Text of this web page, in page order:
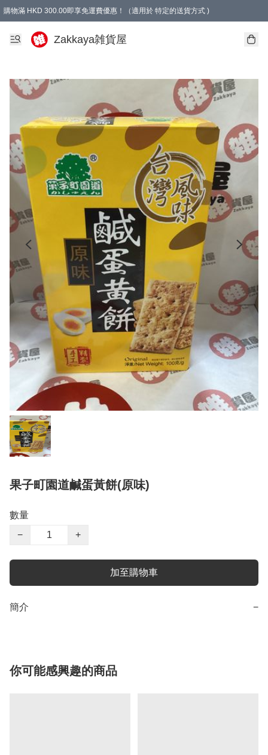
購物滿 HKD 300.00即享免運費優惠！（適用於 特定的送貨方式 )
Zakkaya雑貨屋
果子町園道鹹蛋黃餅(原味)
數量
−
+
加至購物車
簡介 −
你可能感興趣的商品